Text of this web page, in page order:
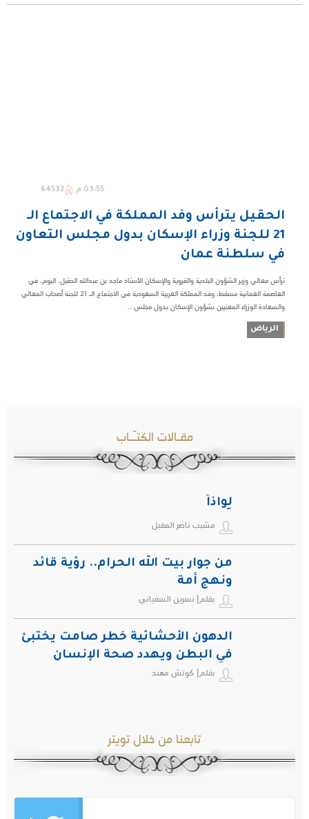
03:55 م 64532
الحقيل يترأس وفد المملكة في الاجتماع الـ
21 للجنة وزراء الإسكان بدول مجلس التعاون
في سلطنة عمان
ترأس معالي وزير الشؤون البلدية والقروية والإسكان الأستاذ ماجد بن عبدالله الحقيل، اليوم، في
العاصمة العمانية مسقط، وفد المملكة العربية السعودية في الاجتماع الـ 21 للجنة أصحاب المعالي
والسعادة الوزراء المعنيين بشؤون الإسكان بدول مجلس ...
الرياض
مقـالات الكتـّـاب
لِواذاً
مشبب ناصر المقبل
من جوار بيت الله الحرام.. رؤية قائد
ونهج أمة
بقلم| نسرين السفياني
الدهون الأحشائية خطر صامت يختبئ
في البطن ويهدد صحة الإنسان
بقلم| كوتش مهند
تابعنا من خلال تويتر